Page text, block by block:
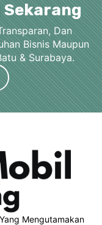
Sekarang
Dan
Bisnis Maupun
& Surabaya.
Mengutamakan